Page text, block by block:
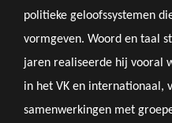
politieke geloofssystemen
vormgeven. Woord en taal
jaren realiseerde hij vooral
in het VK en internationaal,
samenwerkingen met